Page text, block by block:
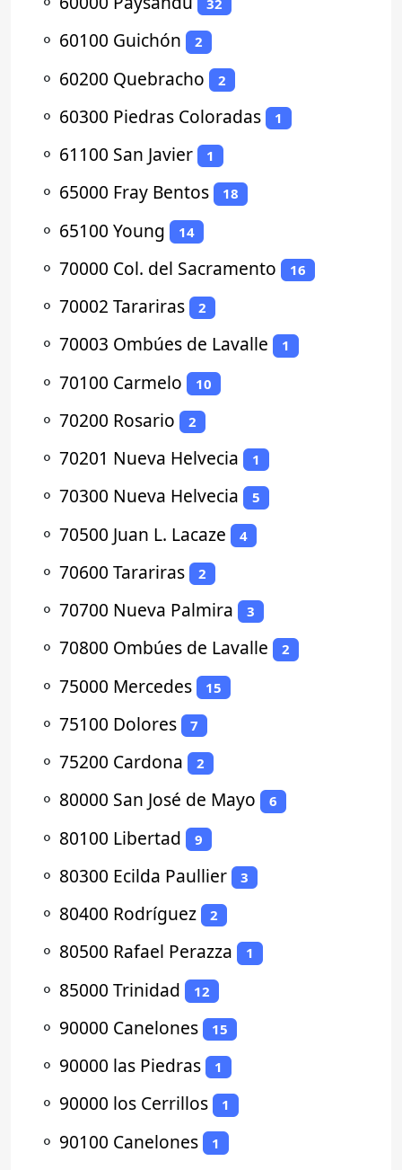
32
⚬ 60100 Guichón 2
⚬ 60200 Quebracho 2
⚬ 60300 Piedras Coloradas 1
⚬ 61100 San Javier 1
⚬ 65000 Fray Bentos 18
⚬ 65100 Young 14
⚬ 70000 Col. del Sacramento 16
⚬ 70002 Tarariras 2
⚬ 70003 Ombúes de Lavalle 1
⚬ 70100 Carmelo 10
⚬ 70200 Rosario 2
⚬ 70201 Nueva Helvecia 1
⚬ 70300 Nueva Helvecia 5
⚬ 70500 Juan L. Lacaze 4
⚬ 70600 Tarariras 2
⚬ 70700 Nueva Palmira 3
⚬ 70800 Ombúes de Lavalle 2
⚬ 75000 Mercedes 15
⚬ 75100 Dolores 7
⚬ 75200 Cardona 2
⚬ 80000 San José de Mayo 6
⚬ 80100 Libertad 9
⚬ 80300 Ecilda Paullier 3
⚬ 80400 Rodríguez 2
⚬ 80500 Rafael Perazza 1
⚬ 85000 Trinidad 12
⚬ 90000 Canelones 15
⚬ 90000 las Piedras 1
⚬ 90000 los Cerrillos 1
⚬ 90100 Canelones 1